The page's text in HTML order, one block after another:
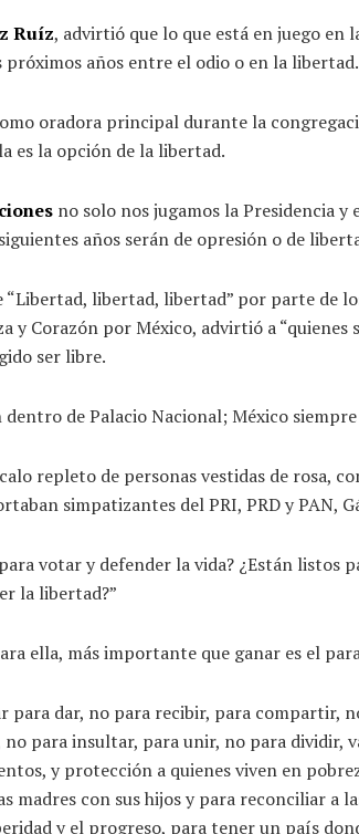
Ruíz, advirtió que lo que está en juego en
próximos años entre el odio o en la libertad.
oradora principal durante la
es la opción de la libertad.
no solo nos jugamos la Presidencia
años serán de opresión o de
libertad, libertad” por parte de
y Corazón por México, advirtió a
ser libre.
dentro de Palacio Nacional; México
repleto de personas vestidas de rosa,
simpatizantes del PRI, PRD y PAN,
votar y defender la vida? ¿Están listos
la libertad?”
ella, más importante que ganar es el
para dar, no para recibir, para compartir,
no para insultar, para unir, no para dividir,
y protección a quienes viven en
madres con sus hijos y para reconciliar a
y el progreso, para tener un país